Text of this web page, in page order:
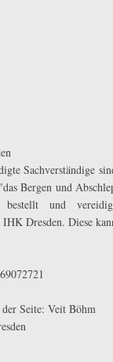
Sachverständige
Bergen und
bestellt und
Dresden. Diese
Seite: Veit Böhm